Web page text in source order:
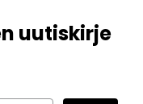
uutiskirje